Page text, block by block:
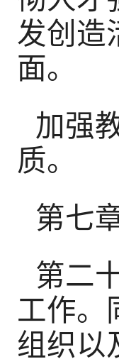
发创造
面。
加强
质。
第七
第二
工作。
组织以